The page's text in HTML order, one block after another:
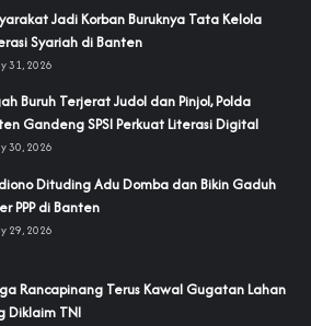
Jadi Korban Buruknya Tata Kelola
Syariah di Banten
31, 2026
Buruh Terjerat Judol dan Pinjol, Polda
Gandeng SPSI Perkuat Literasi Digital
30, 2026
Dituding Adu Domba dan Bikin Gaduh
PPP di Banten
29, 2026
Rancapinang Terus Kawal Gugatan Lahan
Diklaim TNI‎‎